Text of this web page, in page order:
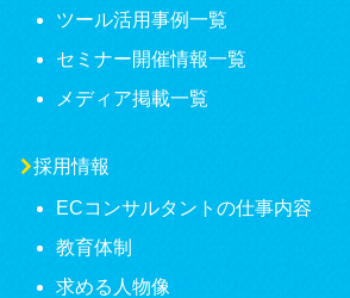
ツール活用事例一覧
セミナー開催情報一覧
メディア掲載一覧
採用情報
ECコンサルタントの仕事内容
教育体制
求める人物像